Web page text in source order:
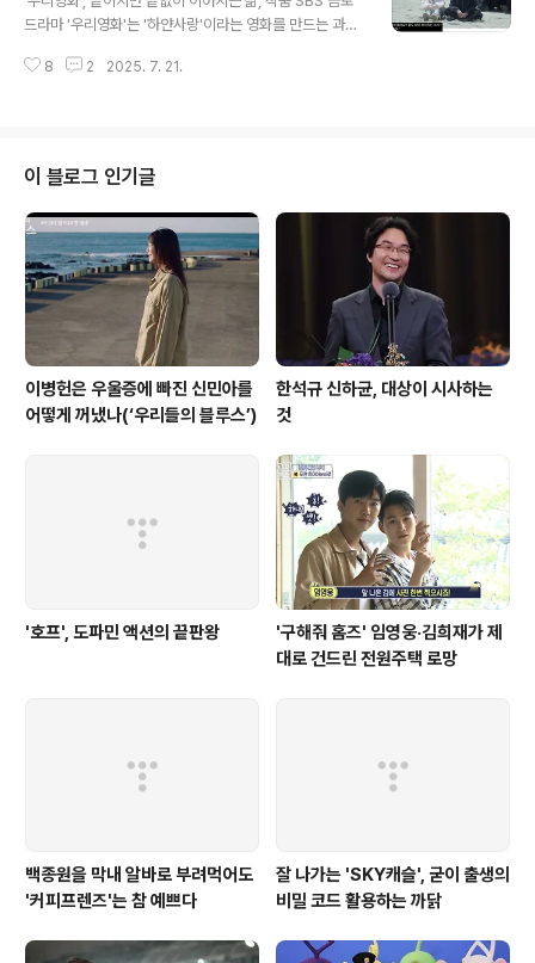
에게 필요한 건진짜 사랑, 사람, 삶이 아닐까.아직까지 진짜
드라마 '우리영화'는 '하얀사랑'이라는 영화를 만드는 과정
과 이별을 담았고, 그 규원 역할을 실제 시한부인 이다음(전
딩신은 이제하와 이다음에 의해 원작과는 달라진다. 파도
가 부서지는 바닷가를 배경으로 찍은 엔딩신에서규원 역할
을 빌어 이다음이 극중 남주인공인 현상에게 건네는 말은
이제하에게 그대로 와 닿는다. "현상씨 들려요? 끝도 없이
부서지는 소리.""응. 들려.""이제하는 행복해질 수 있는 사
람이라는 걸 꼭 ..
8 2 2025. 7. 21.
이 블로그 인기글
이병헌은 우울증에 빠진 신민아를
어떻게 꺼냈나(‘우리들의 블루스’)
한석규 신하균, 대상이 시사하는
것
'호프', 도파민 액션의 끝판왕
'구해줘 홈즈' 임영웅·김희재가 제
대로 건드린 전원주택 로망
백종원을 막내 알바로 부려먹어도
'커피프렌즈'는 참 예쁘다
잘 나가는 'SKY캐슬', 굳이 출생의
비밀 코드 활용하는 까닭